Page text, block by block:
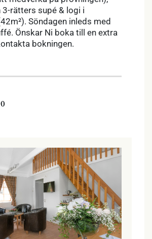
rätters supé & logi i
Söndagen inleds med
Önskar Ni boka till en extra
bokningen.